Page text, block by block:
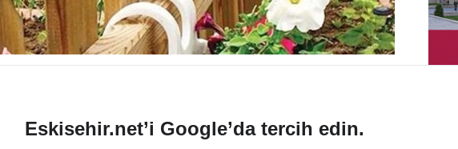
Eskisehir.net’i Google’da tercih edin.